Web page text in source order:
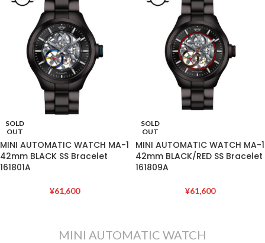
SOLD
OUT
MINI AUTOMATIC WATCH MA-1
42mm BLACK SS Bracelet
161801A
¥61,600
SOLD
OUT
MINI AUTOMATIC WATCH MA-1
42mm BLACK/RED SS Bracelet
161809A
¥61,600
MINI AUTOMATIC WATCH